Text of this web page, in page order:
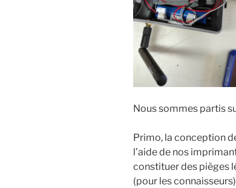
Nous sommes partis
Primo, la conception
l’aide de nos
constituer des pièges
(pour les